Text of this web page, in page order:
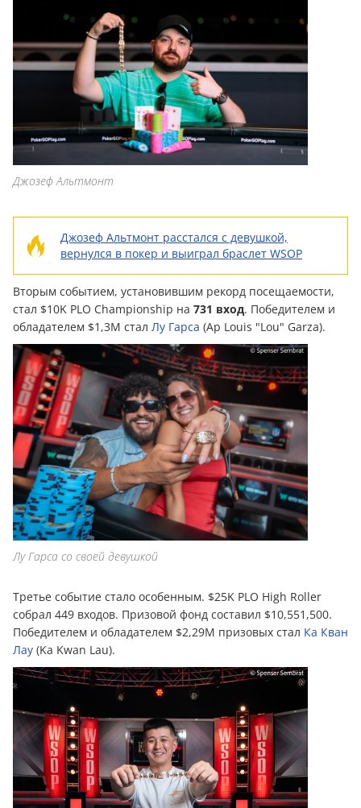
Джозеф Альтмонт
Джозеф Альтмонт расстался с девушкой,
вернулся в покер и выиграл браслет WSOP
Вторым событием, установившим рекорд посещаемости,
стал $10K PLO Championship на 731 вход. Победителем и
обладателем $1,3М стал Лу Гарса (Ap Louis "Lou" Garza).
Лу Гарса со своей девушкой
Третье событие стало особенным. $25K PLO High Roller
собрал 449 входов. Призовой фонд составил $10,551,500.
Победителем и обладателем $2,29M призовых стал Ка Кван
Лау (Ka Kwan Lau).